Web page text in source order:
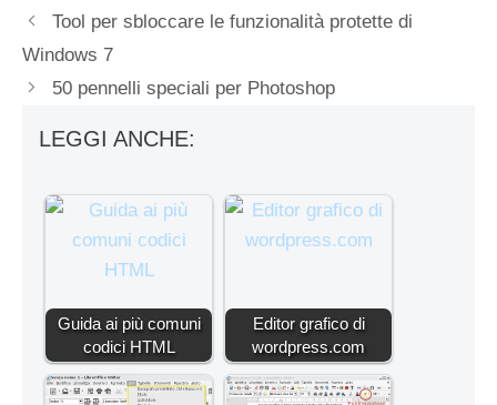
Tool per sbloccare le funzionalità protette di
Windows 7
50 pennelli speciali per Photoshop
LEGGI ANCHE:
Guida ai più comuni
codici HTML
Editor grafico di
wordpress.com